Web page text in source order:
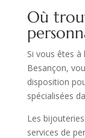
Où
Si vous êtes
Besançon,
disposition
spécialisées
Les
services de